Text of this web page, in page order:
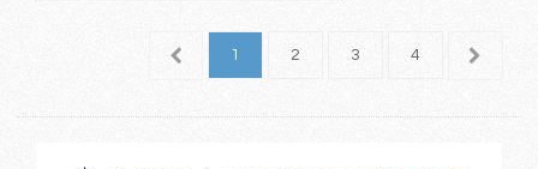
1 2 3 4 5